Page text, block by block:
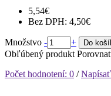
5,54€
Bez DPH: 4,50€
Množstvo - + Do
Obľúbený produkt
Počet hodnotení: 0 /